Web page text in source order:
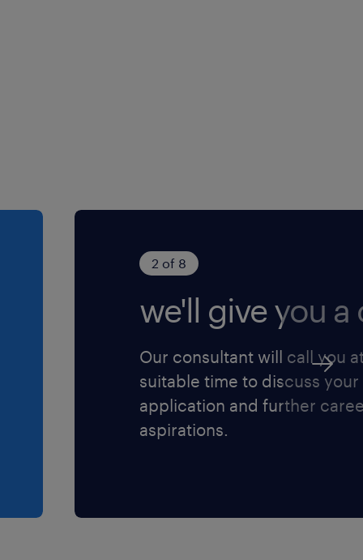
2 of 8
we'll give you a
Our consultant will call you
suitable time to discuss your
application and further
aspirations.